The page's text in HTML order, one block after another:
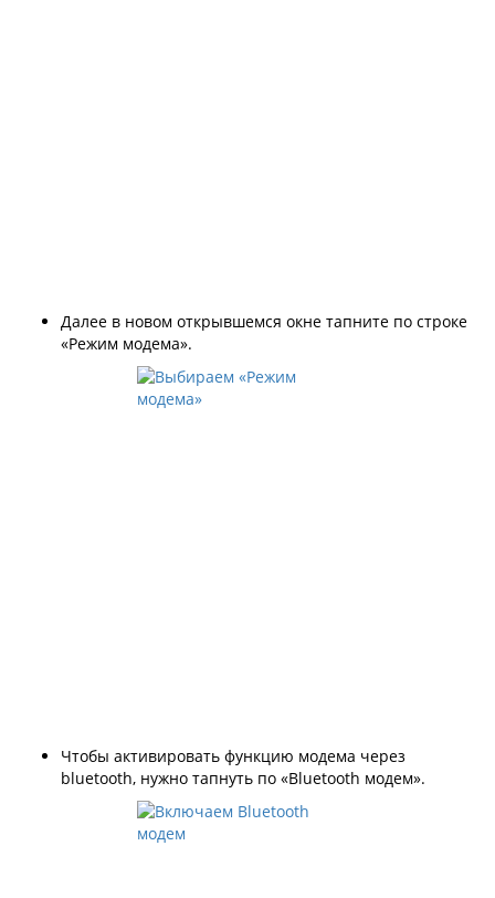
Далее в новом открывшемся окне тапните по строке
«Режим модема».
Чтобы активировать функцию модема через
bluetooth, нужно тапнуть по «Bluetooth модем».